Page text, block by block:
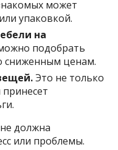
может
упаковкой.
на
подобрать
сниженным ценам.
Это не только
должна
или проблемы.